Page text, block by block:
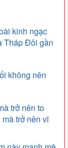
kinh ngạc
Tháp Đôi gần
không nên
trở nên to
trở nên vĩ